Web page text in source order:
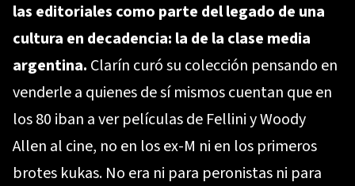
las editoriales como parte del legado de una
cultura en decadencia: la de la clase media
argentina. Clarín curó su colección pensando en
venderle a quienes de sí mismos cuentan que en
los 80 iban a ver películas de Fellini y Woody
Allen al cine, no en los ex-M ni en los primeros
brotes kukas. No era ni para peronistas ni para